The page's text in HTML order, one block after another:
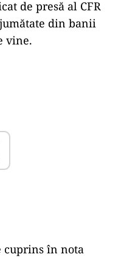
de presă al CFR
din banii
vine.
cuprins în nota